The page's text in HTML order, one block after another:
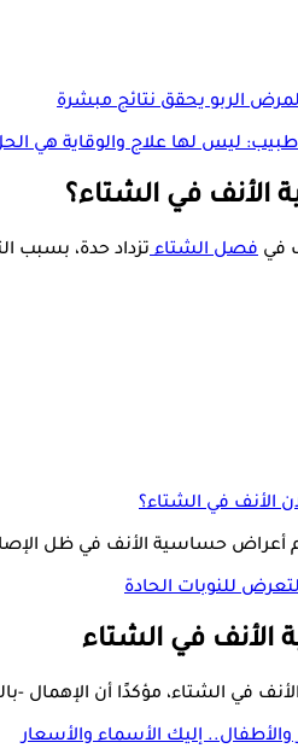
الربو يحقق نتائج مبشرة
ليس لها علاج والوقاية هي
الأنف في الشتاء؟
في فصل الشتاءتزداد حدة، بسبب
الأنف في الشتاء؟
أعراض حساسية الأنف في ظل
للنوبات الحادة
في الشتاء
في الشتاء، مؤكدًا أن الإهمال
والأطفال.. إليك الأسماء والأسعار